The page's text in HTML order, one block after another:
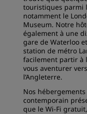
touristiques parmi
notamment le
Museum. Notre
également à une
gare de Waterloo
station de métro
facilement partir à
vous aventurer
l’Angleterre.
Nos
contemporain
que le Wi-Fi